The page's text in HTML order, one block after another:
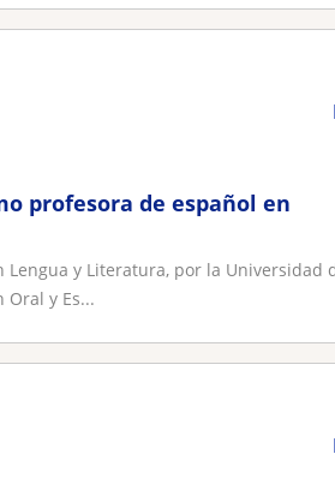
profesora de español en
Lengua y Literatura, por la Universidad
Oral y Es...